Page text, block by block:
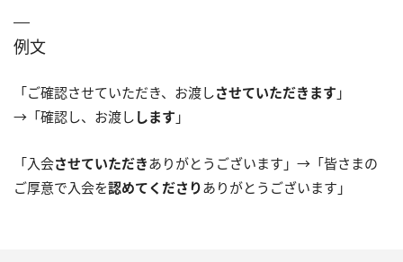
例文
「ご確認させていただき、お渡しさせていただきます 」
→「確認し、お渡し します 」
「入会させていただきありがとうございます」→「皆さまの
ご厚意で入会を認めてくださりありがとうございます」